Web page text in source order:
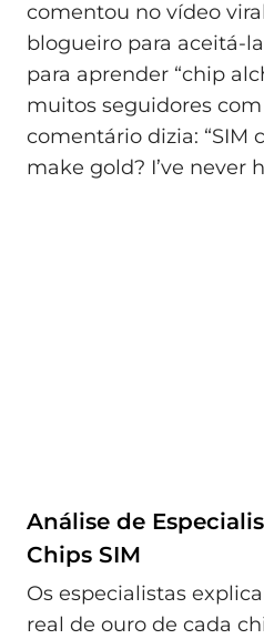
comentou no vídeo
blogueiro para aceitá-
para aprender “chip
muitos seguidores
comentário dizia: “SIM
make gold? I’ve never
Análise de
Chips SIM
Os especialistas
real de ouro de cada